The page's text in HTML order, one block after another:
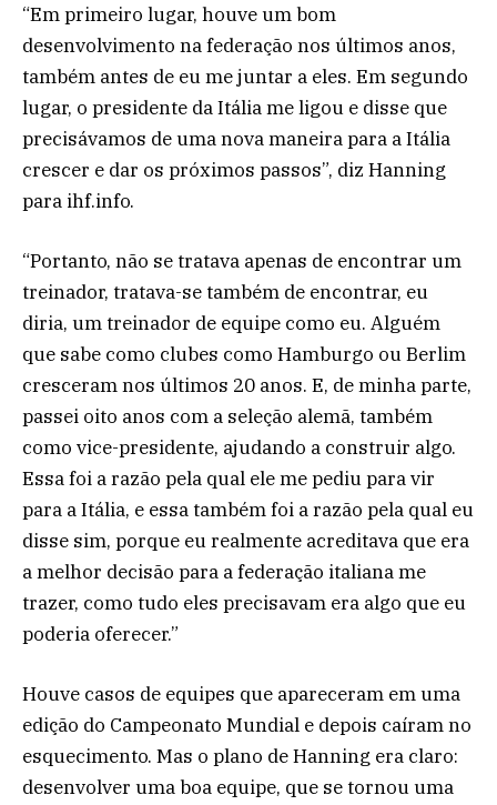
“Em primeiro lugar, houve um bom
desenvolvimento na federação nos últimos anos,
também antes de eu me juntar a eles. Em segundo
lugar, o presidente da Itália me ligou e disse que
precisávamos de uma nova maneira para a Itália
crescer e dar os próximos passos”, diz Hanning
para ihf.info.
“Portanto, não se tratava apenas de encontrar um
treinador, tratava-se também de encontrar, eu
diria, um treinador de equipe como eu. Alguém
que sabe como clubes como Hamburgo ou Berlim
cresceram nos últimos 20 anos. E, de minha parte,
passei oito anos com a seleção alemã, também
como vice-presidente, ajudando a construir algo.
Essa foi a razão pela qual ele me pediu para vir
para a Itália, e essa também foi a razão pela qual eu
disse sim, porque eu realmente acreditava que era
a melhor decisão para a federação italiana me
trazer, como tudo eles precisavam era algo que eu
poderia oferecer.”
Houve casos de equipes que apareceram em uma
edição do Campeonato Mundial e depois caíram no
esquecimento. Mas o plano de Hanning era claro:
desenvolver uma boa equipe, que se tornou uma